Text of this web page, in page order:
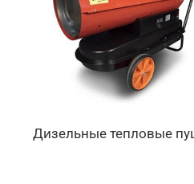
Дизельные тепловые